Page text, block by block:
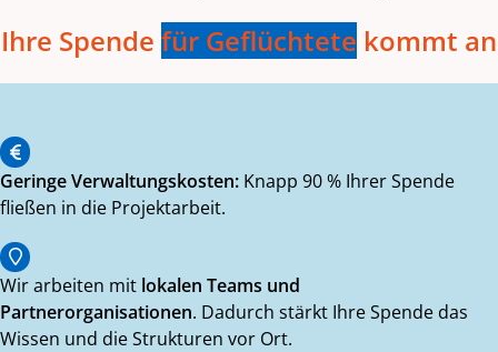
Ihre Spende für Geflüchtete kommt an
Geringe Verwaltungskosten: Knapp 90 % Ihrer Spende
fließen in die Projektarbeit.
Wir arbeiten mit lokalen Teams und
Partnerorganisationen. Dadurch stärkt Ihre Spende das
Wissen und die Strukturen vor Ort.